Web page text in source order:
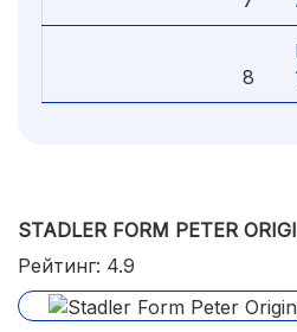
8
STADLER FORM PETER
Рейтинг: 4.9